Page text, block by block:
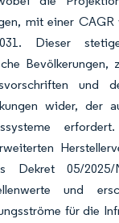
mit einer
Dieser
Bevölkerungen,
und
wider, der
Dekret 05/2025/
und
für die